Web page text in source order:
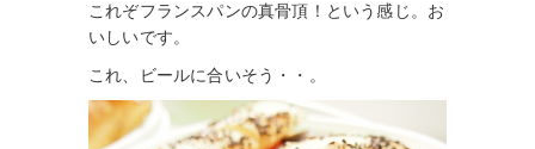
これぞフランスパンの真骨頂！という感じ。お
いしいです。
これ、ビールに合いそう・・。